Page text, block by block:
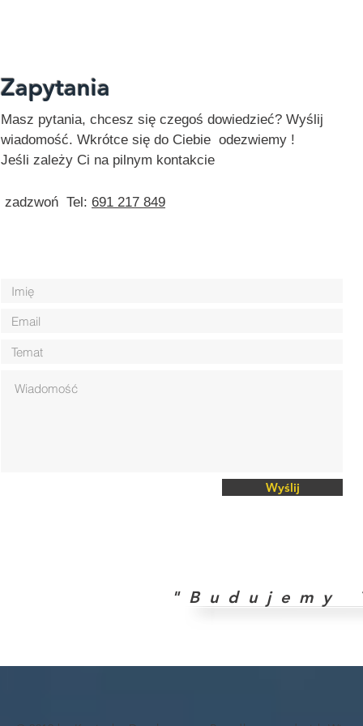
Zapytania
Masz pytania, chcesz się czegoś dowiedzieć? Wyślij
wiadomość. Wkrótce się do Ciebie odezwiemy !
Jeśli zależy Ci na pilnym kontakcie
zadzwoń Tel: 691 217 849
Wyślij
" B u d u j e m y